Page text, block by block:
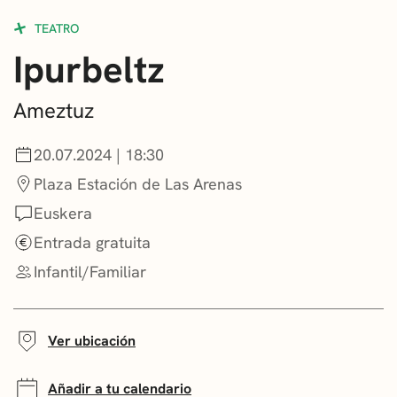
CONVOCATORIAS
NOTICIAS
GETXO KULTURA
ASOCIACIONES CULTURALES
TEATRO
Ipurbeltz
Ameztuz
20.07.2024 | 18:30
Plaza Estación de Las Arenas
Euskera
Entrada gratuita
Infantil/Familiar
Ver ubicación
Añadir a tu calendario